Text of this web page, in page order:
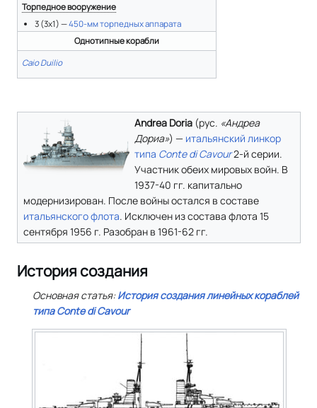
Торпедное вооружение
3 (3x1) —450-мм торпедных аппарата
Однотипные корабли
Caio Duilio
Andrea Doria (рус. «Андреа
Дориа») — итальянский линкор
типа Conte di Cavour2-й серии.
Участник обеих мировых войн. В
1937-40 гг. капитально
модернизирован. После войны остался в составе
итальянского флота. Исключен из состава флота 15
сентября 1956 г. Разобран в 1961-62 гг.
История создания
Основная статья:История создания линейных кораблей
типаConte di Cavour